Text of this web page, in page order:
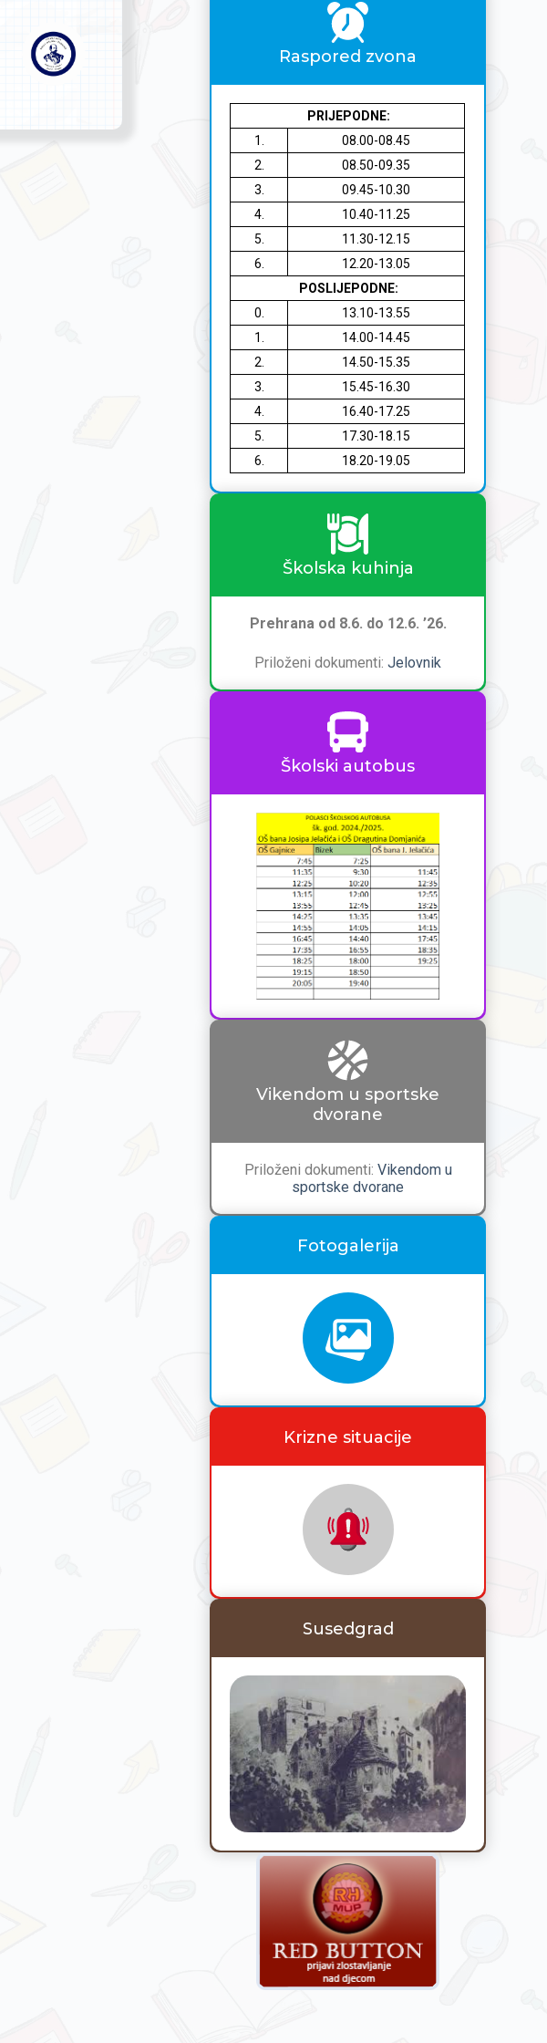
Raspored zvona
PRIJEPODNE:
1.
08.00-08.45
2.
08.50-09.35
3.
09.45-10.30
4.
10.40-11.25
5.
11.30-12.15
6.
12.20-13.05
POSLIJEPODNE:
0.
13.10-13.55
1.
14.00-14.45
2.
14.50-15.35
3.
15.45-16.30
4.
16.40-17.25
5.
17.30-18.15
6.
18.20-19.05
Školska kuhinja
Prehrana od 8.6. do 12.6. ’26.
Priloženi dokumenti:Jelovnik
Školski autobus
Vikendom u sportske
dvorane
Priloženi dokumenti: Vikendom u
sportske dvorane
Fotogalerija
Krizne situacije
Susedgrad